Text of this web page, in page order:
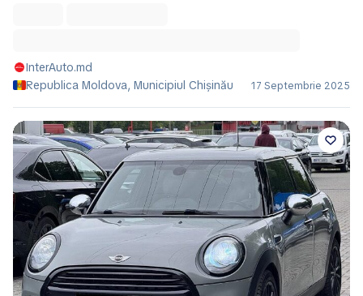
InterAuto.md
Republica Moldova, Municipiul Chișinău
17 Septembrie 2025